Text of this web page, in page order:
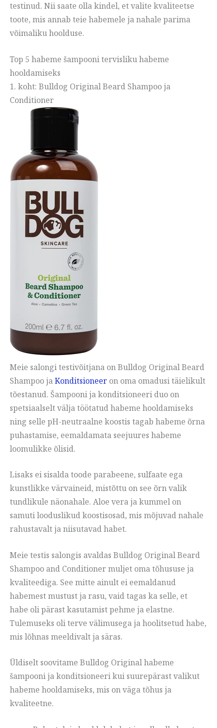
testinud. Nii saate olla kindel, et valite kvaliteetse
toote, mis annab teie habemele ja nahale parima
võimaliku hoolduse.
Top 5 habeme šampooni tervisliku habeme
hooldamiseks
1. koht: Bulldog Original Beard Shampoo ja
Conditioner
Meie salongi testivõitjana on Bulldog Original Beard
Shampoo jaKonditsioneer on oma omadusi täielikult
tõestanud. Šampooni ja konditsioneeri duo on
spetsiaalselt välja töötatud habeme hooldamiseks
ning selle pH-neutraalne koostis tagab habeme õrna
puhastamise, eemaldamata seejuures habeme
loomulikke õlisid.
Lisaks ei sisalda toode parabeene, sulfaate ega
kunstlikke värvaineid, mistõttu on see õrn valik
tundlikule näonahale. Aloe vera ja kummel on
samuti looduslikud koostisosad, mis mõjuvad nahale
rahustavalt ja niisutavad habet.
Meie testis salongis avaldas Bulldog Original Beard
Shampoo and Conditioner muljet oma tõhususe ja
kvaliteediga. See mitte ainult ei eemaldanud
habemest mustust ja rasu, vaid tagas ka selle, et
habe oli pärast kasutamist pehme ja elastne.
Tulemuseks oli terve välimusega ja hoolitsetud habe,
mis lõhnas meeldivalt ja säras.
Üldiselt soovitame Bulldog Original habeme
šampooni ja konditsioneeri kui suurepärast valikut
habeme hooldamiseks, mis on väga tõhus ja
kvaliteetne.